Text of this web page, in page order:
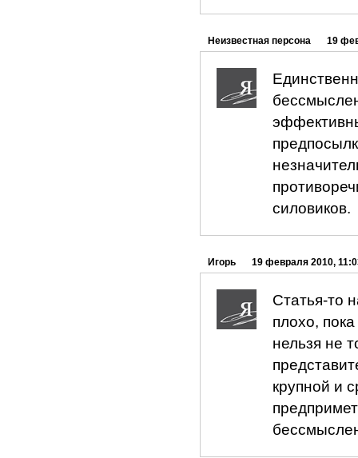
Неизвестная персона 19
силовиков.
Игорь 19 февраля 2010,
Статья-то
плохо,
нельзя не
крупной и